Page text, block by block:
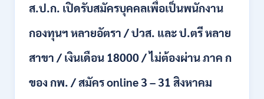
ต้อง
ภาค
ของ
/
ส.ป.ก. เปิดรับสมัครบุคคลเพื่อเป็นพนักงาน
กองทุนฯ หลายอัตรา / ปวส. และ ป.ตรี หลาย
สาขา / เงินเดือน 18000 / ไม่ต้องผ่าน ภาค ก
ของ กพ. / สมัคร online 3 – 31 สิงหาคม